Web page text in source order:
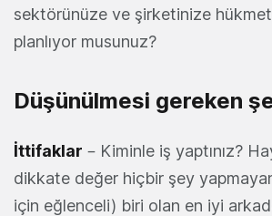
sektörünüze ve şirketinize
planlıyor musunuz?
Düşünülmesi gereken
İttifaklar – Kiminle iş yaptınız?
dikkate değer hiçbir şey
için eğlenceli) biri olan en iyi